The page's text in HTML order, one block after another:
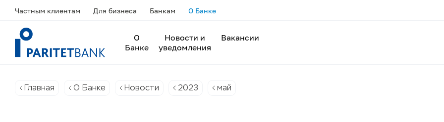
Частным клиентам Для бизнеса Банкам О Банке
О
Банке
Новости и
уведомления
Вакансии
Главная О Банке Новости 2023 май